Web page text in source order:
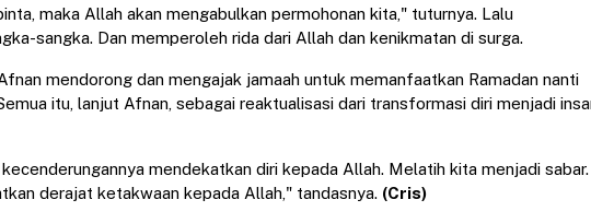
maka Allah akan mengabulkan permohonan kita," tuturnya. Lalu
sangka. Dan memperoleh rida dari Allah dan kenikmatan di surga.
mendorong dan mengajak jamaah untuk memanfaatkan Ramadan nanti
itu, lanjut Afnan, sebagai reaktualisasi dari transformasi diri menjadi
mendekatkan diri kepada Allah. Melatih kita menjadi sabar.
derajat ketakwaan kepada Allah," tandasnya. (Cris)